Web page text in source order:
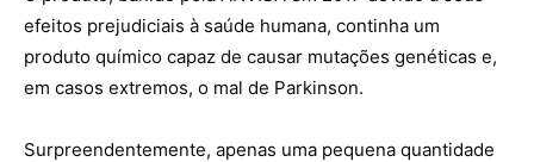
efeitos prejudiciais à saúde humana, continha um
produto químico capaz de causar mutações genéticas e,
em casos extremos, o mal de Parkinson.
Surpreendentemente, apenas uma pequena quantidade